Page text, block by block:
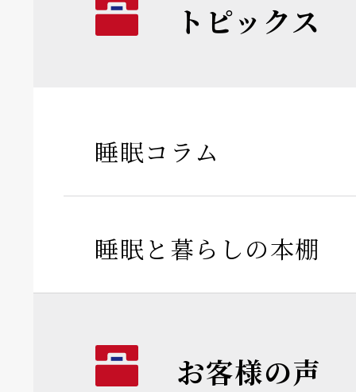
トピックス
睡眠コラム
睡眠と暮らしの本棚
お客様の声